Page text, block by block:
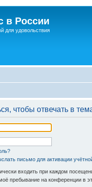
в России
для удовольствия
чтобы отвечать в
письмо для активации
входить при каждом
пребывание на конференции в